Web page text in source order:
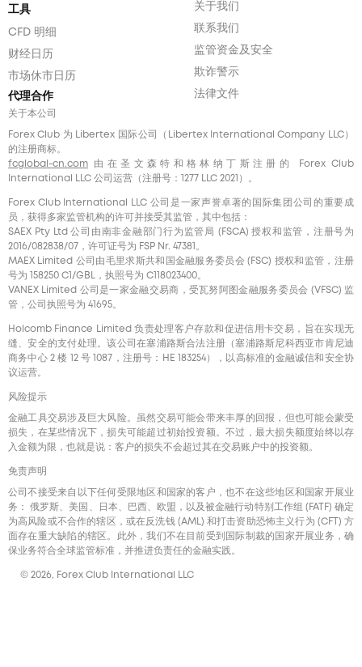
工具
CFD 明细
财经日历
市场休市日历
代理合作
关于我们
联系我们
监管资金及安全
欺诈警示
法律文件
关于本公司
Forex Club 为 Libertex 国际公司（Libertex International Company LLC）
的注册商标。
fcglobal-cn.com 由在圣文森特和格林纳丁斯注册的 Forex Club
International LLC 公司运营（注册号：1277 LLC 2021）。
Forex Club International LLC 公司是一家声誉卓著的国际集团公司的重要成
员，获得多家监管机构的许可并接受其监管，其中包括：
SAEX Pty Ltd 公司由南非金融部门行为监管局 (FSCA) 授权和监管，注册号为
2016/082838/07，许可证号为 FSP Nr. 47381。
MAEX Limited 公司由毛里求斯共和国金融服务委员会 (FSC) 授权和监管，注册
号为 158250 C1/GBL，执照号为 С118023400。
VANEX Limited 公司是一家金融交易商，受瓦努阿图金融服务委员会 (VFSC) 监
管，公司执照号为 41695。
Holcomb Finance Limited 负责处理客户存款和促进信用卡交易，旨在实现无
缝、安全的支付处理。该公司在塞浦路斯合法注册（塞浦路斯尼科西亚市肯尼迪
商务中心 2 楼 12 号 1087，注册号：HE 183254），以高标准的金融诚信和安全协
议运营。
风险提示
金融工具交易涉及巨大风险。虽然交易可能会带来丰厚的回报，但也可能会蒙受
损失，在某些情况下，损失可能超过初始投资额。不过，最大损失额度始终以存
入金额为限，也就是说：客户的损失不会超过其在交易账户中的投资额。
免责声明
公司不接受来自以下任何受限地区和国家的客户，也不在这些地区和国家开展业
务： 俄罗斯、美国、日本、巴西、欧盟，以及被金融行动特别工作组 (FATF) 确定
为高风险或不合作的辖区，或在反洗钱 (AML) 和打击资助恐怖主义行为 (CFT) 方
面存在重大缺陷的辖区。此外，我们不在目前受到国际制裁的国家开展业务，确
保业务符合全球监管标准，并推进负责任的金融实践。
© 2026, Forex Club International LLC